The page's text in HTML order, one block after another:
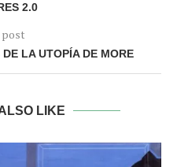
2.0
post
LA UTOPÍA DE MORE
LIKE